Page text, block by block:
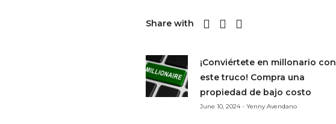
Share with
¡Conviértete en millonario con
este truco! Compra una
propiedad de bajo costo
June 10, 2024 - Yenny Avendano